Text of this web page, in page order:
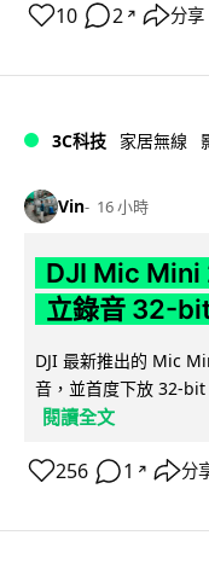
10 2 ↗ 分享
3C科技 家居無線
Vin 16 小時
DJI Mic Mini
立錄音 32-
DJI 最新推出的 Mic
音，並首度下放 32-
閱讀全文
256 1 ↗ 分